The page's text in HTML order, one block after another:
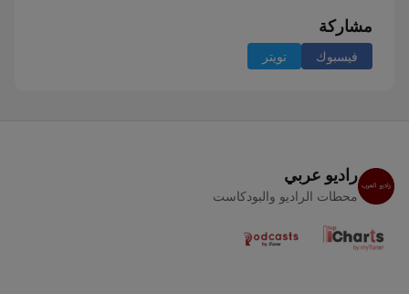
مشاركة
فيسبوك تويتر
راديو عربي
محطات الراديو والبودكاست